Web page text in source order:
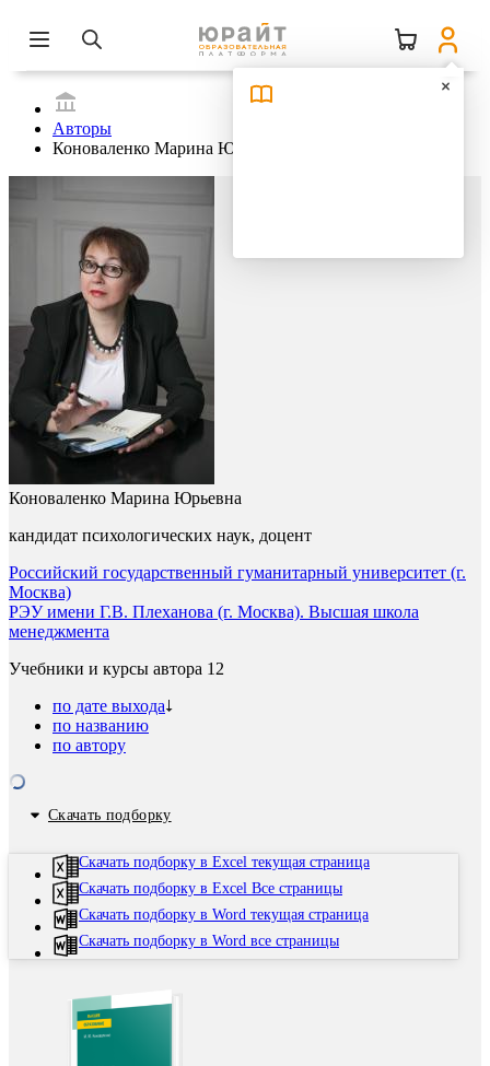
Авторы
Коноваленко Марина Юрьевна
Коноваленко Марина Юрьевна
кандидат психологических наук, доцент
Российский государственный гуманитарный университет (г.
Москва)
РЭУ имени Г.В. Плеханова (г. Москва). Высшая школа
менеджмента
Учебники и курсы автора 12
по дате выхода
по названию
по автору
Скачать подборку
Скачать подборку в Excel текущая страница
Скачать подборку в Excel Все страницы
Скачать подборку в Word текущая страница
Скачать подборку в Word все страницы